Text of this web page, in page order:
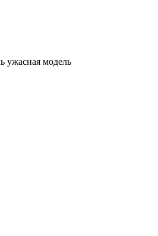
ужасная модель